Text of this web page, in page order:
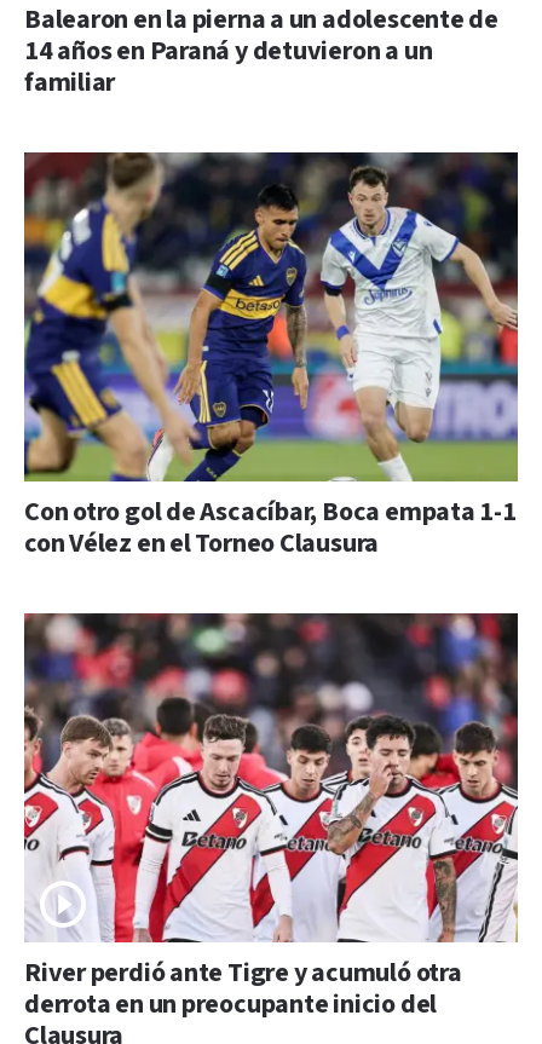
Balearon en la pierna a un adolescente de
14 años en Paraná y detuvieron a un
familiar
Con otro gol de Ascacíbar, Boca empata 1-1
con Vélez en el Torneo Clausura
River perdió ante Tigre y acumuló otra
derrota en un preocupante inicio del
Clausura